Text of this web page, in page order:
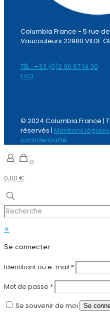
Columbia France - 5 rue
Vaucouleurs 22980 VILDE
TÉL : +33 (0)2 96 87 14 30
FAQ
© 2024 Columbia France |
réservés | Mentions légales
confidentialité
0
0,00 €
✕
Se connecter
Identifiant ou e-mail *
Mot de passe *
Se souvenir de moi
Se